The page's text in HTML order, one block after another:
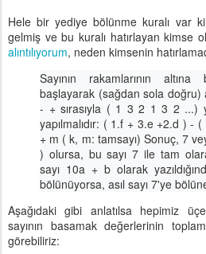
Hele bir yediye bölünme kuralı var
gelmiş ve bu kuralı hatırlayan kimse
alıntılıyorum, neden kimsenin
Sayının rakamlarının altına
başlayarak (sağdan sola
- + sırasıyla ( 1 3 2 1 3 2 ...)
yapılmalıdır: ( 1.f + 3.e +2.d ) -
+ m ( k, m: tamsayı) Sonuç, 7
) olursa, bu sayı 7 ile tam
sayı 10a + b olarak
bölünüyorsa, asıl sayı 7'ye
Aşağıdaki gibi anlatılsa hepimiz
sayının basamak değerlerinin
görebiliriz: